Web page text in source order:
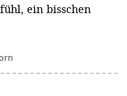
ein bisschen